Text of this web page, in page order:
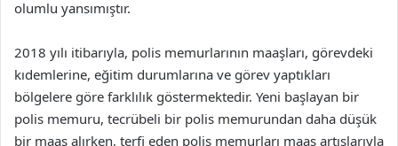
olumlu yansımıştır.
2018 yılı itibarıyla, polis memurlarının maaşları, görevdeki
kıdemlerine, eğitim durumlarına ve görev yaptıkları
bölgelere göre farklılık göstermektedir. Yeni başlayan bir
polis memuru, tecrübeli bir polis memurundan daha düşük
bir maaş alırken, terfi eden polis memurları maaş artışlarıyla